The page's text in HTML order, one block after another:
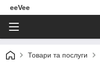
eeVee
Товари та послуги